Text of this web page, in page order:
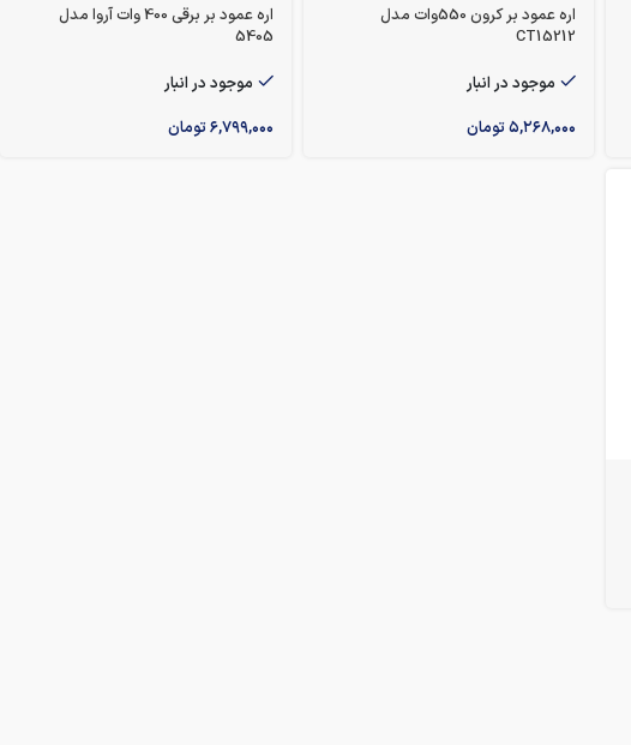
اره عمود بر کرون 550وات مدل
CT15212
موجود در انبار
۵,۲۶۸,۰۰۰تومان
اره عمود بر برقی 400 وات آروا مدل
5405
موجود در انبار
۶,۷۹۹,۰۰۰تومان